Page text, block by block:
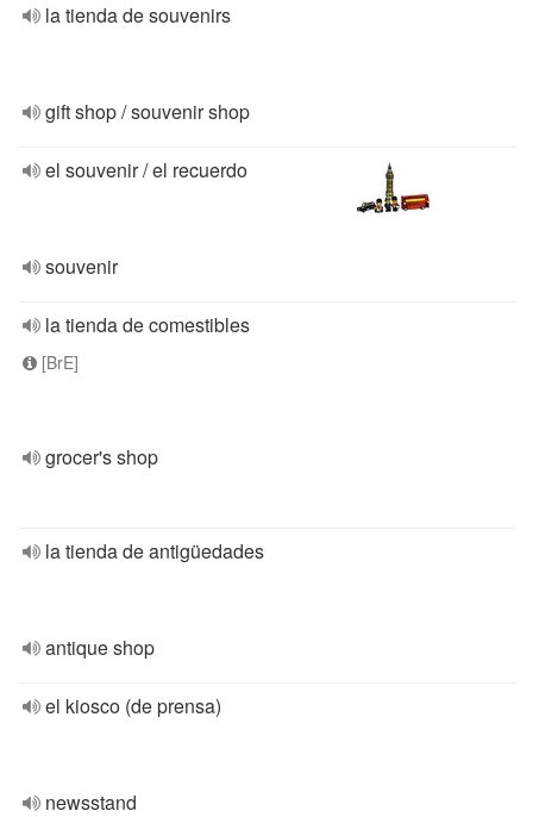
la tienda de souvenirs
gift shop / souvenir shop
el souvenir / el recuerdo
souvenir
la tienda de comestibles
[BrE]
grocer's shop
la tienda de antigüedades
antique shop
el kiosco (de prensa)
newsstand